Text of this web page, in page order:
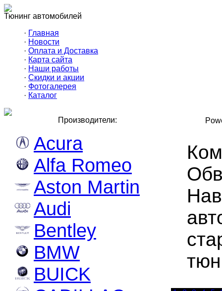
Тюнинг автомобилей
· Главная
· Новости
· Оплата и Доставка
· Карта сайта
· Наши работы
· Скидки и акции
· Фотогалерея
· Каталог
Производители:
Acura
Alfa Romeo
Aston Martin
Audi
Bentley
BMW
BUICK